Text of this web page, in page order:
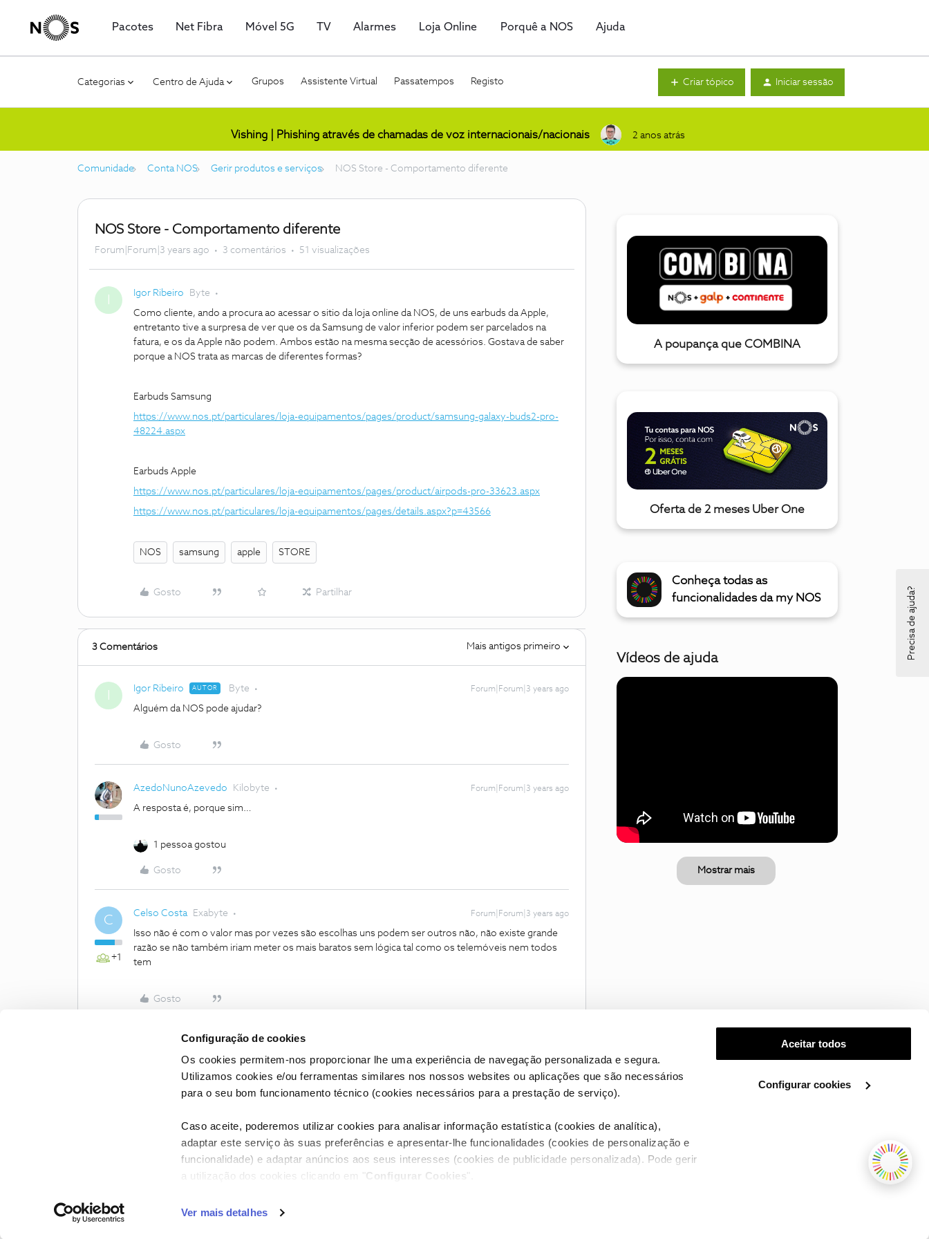
Configuração de cookies
Os cookies permitem-nos proporcionar lhe uma experiência de navegação personalizada e segura.
Utilizamos cookies e/ou ferramentas similares nos nossos websites ou aplicações que são necessários
para o seu bom funcionamento técnico (cookies necessários para a prestação de serviço).
Caso aceite, poderemos utilizar cookies para analisar informação estatística (cookies de analítica),
adaptar este serviço às suas preferências e apresentar-lhe funcionalidades (cookies de personalização e
funcionalidade) e adaptar anúncios aos seus interesses (cookies de publicidade personalizada). Pode gerir
a utilização dos cookies clicando em " Configurar Cookies ".
Ver mais detalhes
Aceitar todos
Configurar cookies
Pacotes Net Fibra Móvel 5G TV Alarmes Loja Online Porquê a NOS Ajuda
Categorias Centro de Ajuda Grupos Assistente Virtual Passatempos Registo Criar tópico Iniciar sessão
Vishing | Phishing através de chamadas de voz internacionais/nacionais 2 anos atrás
Comunidade Conta NOS Gerir produtos e serviços NOS Store - Comportamento diferente
NOS Store - Comportamento diferente
Forum|Forum|3 years ago 3 comentários 51 visualizações
Igor Ribeiro Byte
Como cliente, ando a procura ao acessar o sitio da loja online da NOS, de uns earbuds da Apple,
entretanto tive a surpresa de ver que os da Samsung de valor inferior podem ser parcelados na
fatura, e os da Apple não podem. Ambos estão na mesma secção de acessórios. Gostava de saber
porque a NOS trata as marcas de diferentes formas?
Earbuds Samsung
https://www.nos.pt/particulares/loja-equipamentos/pages/product/samsung-galaxy-buds2-pro-
48224.aspx
Earbuds Apple
https://www.nos.pt/particulares/loja-equipamentos/pages/product/airpods-pro-33623.aspx
https://www.nos.pt/particulares/loja-equipamentos/pages/details.aspx?p=43566
NOS samsung apple STORE
Gosto Partilhar
3 Comentários Mais antigos primeiro
Igor Ribeiro AUTOR Byte Forum|Forum|3 years ago
Alguém da NOS pode ajudar?
Gosto
AzedoNunoAzevedo Kilobyte Forum|Forum|3 years ago
A resposta é, porque sim…
1 pessoa gostou
Gosto
C
+1
Celso Costa Exabyte Forum|Forum|3 years ago
Isso não é com o valor mas por vezes são escolhas uns podem ser outros não, não existe grande
razão se não também iriam meter os mais baratos sem lógica tal como os telemóveis nem todos
tem
Gosto
A poupança que COMBINA
Oferta de 2 meses Uber One
Conheça todas as
funcionalidades da my NOS
Vídeos de ajuda
Mostrar mais
Condições do Fórum NOS Accessibility statement
Precisa de ajuda?